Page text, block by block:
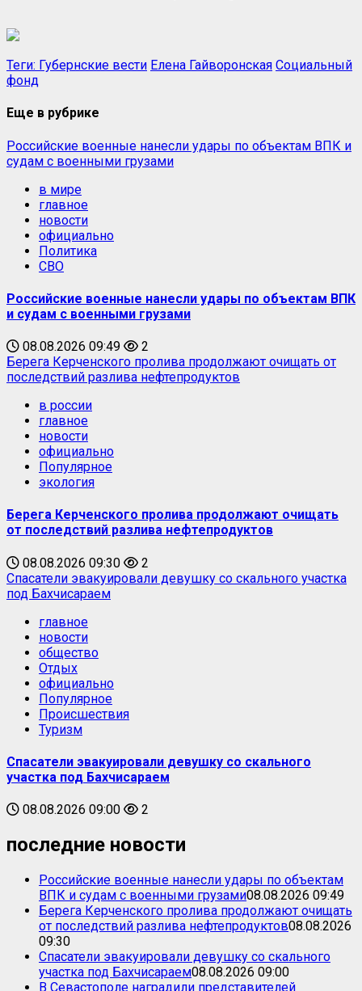
Теги: Губернские вести Елена Гайворонская Социальный
фонд
Еще в рубрике
Российские военные нанесли удары по объектам ВПК и
судам с военными грузами
в мире
главное
новости
официально
Политика
СВО
Российские военные нанесли удары по объектам ВПК
и судам с военными грузами
08.08.2026 09:49
2
Берега Керченского пролива продолжают очищать от
последствий разлива нефтепродуктов
в россии
главное
новости
официально
Популярное
экология
Берега Керченского пролива продолжают очищать
от последствий разлива нефтепродуктов
08.08.2026 09:30
2
Спасатели эвакуировали девушку со скального участка
под Бахчисараем
главное
новости
общество
Отдых
официально
Популярное
Происшествия
Туризм
Спасатели эвакуировали девушку со скального
участка под Бахчисараем
08.08.2026 09:00 2
последние новости
Российские военные нанесли удары по объектам
ВПК и судам с военными грузами08.08.2026 09:49
Берега Керченского пролива продолжают очищать
от последствий разлива нефтепродуктов08.08.2026
09:30
Спасатели эвакуировали девушку со скального
участка под Бахчисараем08.08.2026 09:00
В Севастополе наградили представителей